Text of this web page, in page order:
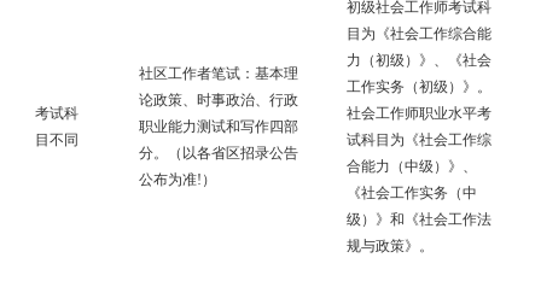
考试科
目不同
社区工作者笔试：基本理
论政策、时事政治、行政
职业能力测试和写作四部
分。（以各省区招录公告
公布为准!）
初级社会工作师考试科
目为《社会工作综合能
力（初级）》、《社会
工作实务（初级）》。
社会工作师职业水平考
试科目为《社会工作综
合能力（中级）》、
《社会工作实务（中
级）》和《社会工作法
规与政策》。